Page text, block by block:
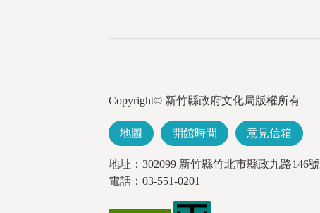
Copyright© 新竹縣政府文化局版權所有
地圖 開館時間 意見信箱
地址：302099 新竹縣竹北市縣政九路146號
電話：03-551-0201